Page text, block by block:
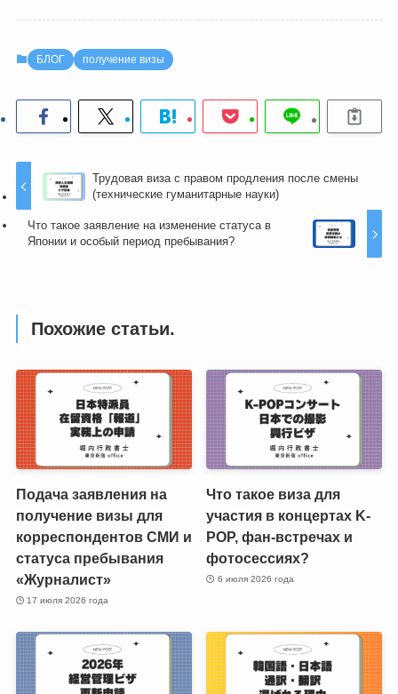
БЛОГ получение визы
Трудовая виза с правом продления после смены
(технические гуманитарные науки)
Что такое заявление на изменение статуса в
Японии и особый период пребывания?
Похожие статьи.
Подача заявления на
получение визы для
корреспондентов СМИ и
статуса пребывания
«Журналист»
17 июля 2026 года
Что такое виза для
участия в концертах K-
POP, фан-встречах и
фотосессиях?
6 июля 2026 года